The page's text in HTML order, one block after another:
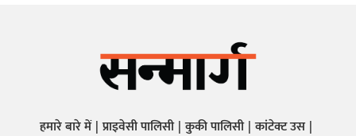
हमारे बारे में प्राइवेसी पालिसी कुकी पालिसी कांटेक्ट उस